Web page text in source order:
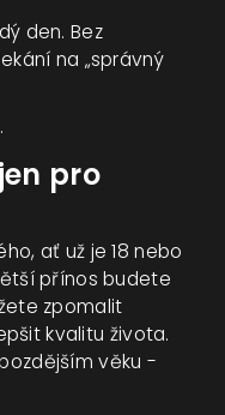
den. Bez
na „správný
pro
ať už je 18 nebo
přínos budete
zpomalit
kvalitu života.
věku -